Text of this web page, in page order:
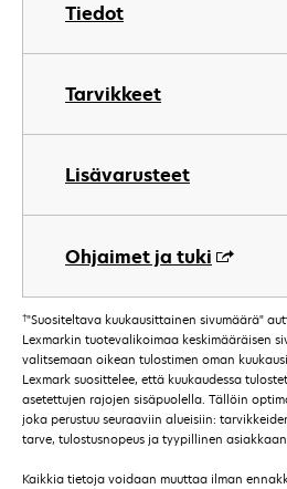
Tiedot
Tarvikkeet
Lisävarusteet
Ohjaimet ja tuki
†"Suositeltava kuukausittainen sivumäärä"
Lexmarkin tuotevalikoimaa keskimääräisen
valitsemaan oikean tulostimen oman
Lexmark suosittelee, että kuukaudessa
asetettujen rajojen sisäpuolella. Tällöin
joka perustuu seuraaviin alueisiin:
tarve, tulostusnopeus ja tyypillinen
Kaikkia tietoja voidaan muuttaa ilman